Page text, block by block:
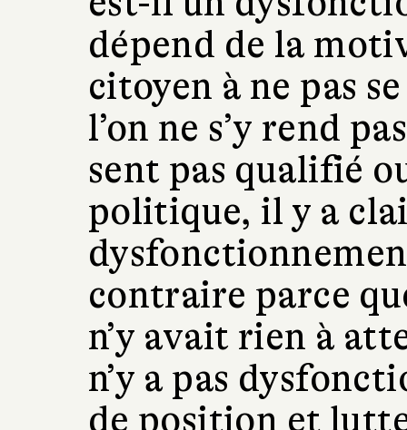
dépend de la
citoyen à ne pas
l’on ne s’y rend
sent pas qualifié
politique, il y a
contraire parce
n’y avait rien à
n’y a pas
de position et